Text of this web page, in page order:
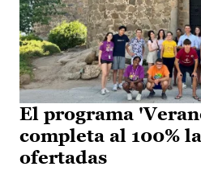
El programa
completa al 100%
ofertadas